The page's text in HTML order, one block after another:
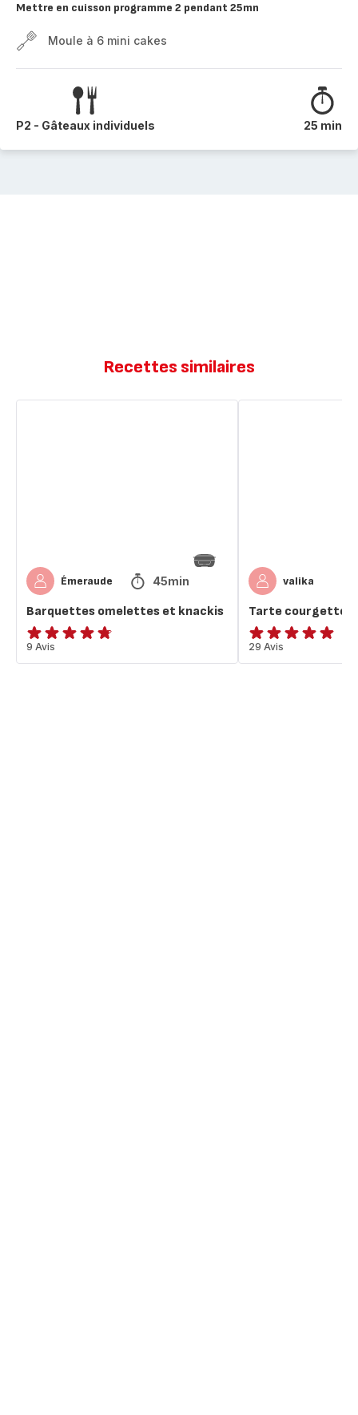
Mettre en cuisson programme 2 pendant 25mn
Moule à 6 mini cakes
P2 - Gâteaux individuels 25 min
Recettes similaires
Émeraude 45min
Barquettes omelettes et knackis
ratings.4.7
9 Avis
valika
Tarte courgette
ratings.4.9
29 Avis